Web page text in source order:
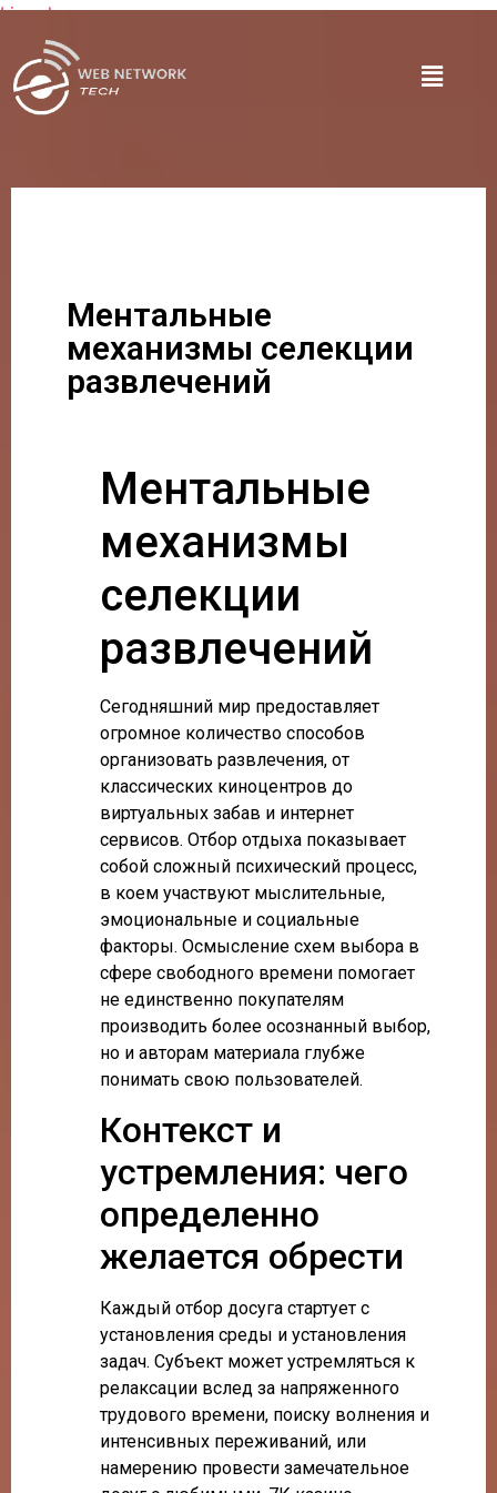
Lire plus
Ментальные
механизмы селекции
развлечений
Ментальные
механизмы
селекции
развлечений
Сегодняшний мир предоставляет
огромное количество способов
организовать развлечения, от
классических киноцентров до
виртуальных забав и интернет
сервисов. Отбор отдыха показывает
собой сложный психический процесс,
в коем участвуют мыслительные,
эмоциональные и социальные
факторы. Осмысление схем выбора в
сфере свободного времени помогает
не единственно покупателям
производить более осознанный выбор,
но и авторам материала глубже
понимать свою пользователей.
Контекст и
устремления: чего
определенно
желается обрести
Каждый отбор досуга стартует с
установления среды и установления
задач. Субъект может устремляться к
релаксации вслед за напряженного
трудового времени, поиску волнения и
интенсивных переживаний, или
намерению провести замечательное